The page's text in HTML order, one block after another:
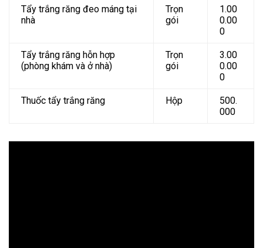
Tẩy trắng răng đeo máng tại
nhà
Trọn
gói
1.00
0.00
0
Tẩy trắng răng hỗn hợp
(phòng khám và ở nhà)
Trọn
gói
3.00
0.00
0
Thuốc tẩy trắng răng Hộp
500.
000